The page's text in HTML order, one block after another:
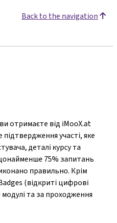
Back to the navigation
ви отримаєте від iMooX.at
участі, яке
деталі курсу та
75% запитань
правильно. Крім
(відкриті цифрові
модулі та за проходження